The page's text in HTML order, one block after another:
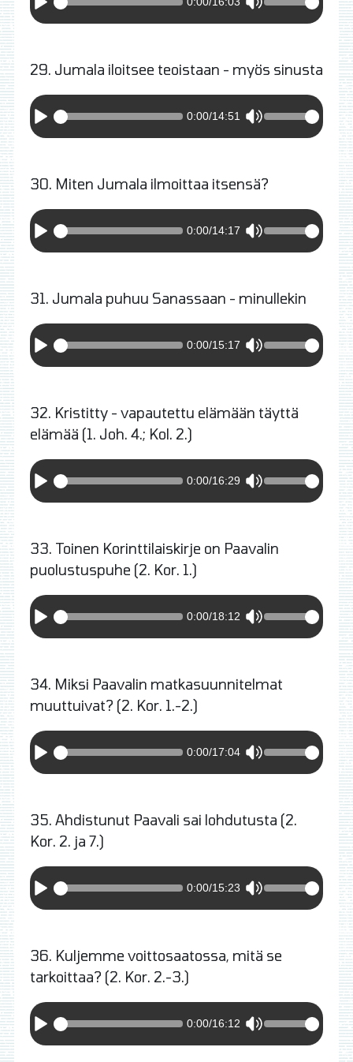
29. Jumala iloitsee teoistaan - myös sinusta
0:00/14:51
30. Miten Jumala ilmoittaa itsensä?
0:00/14:17
31. Jumala puhuu Sanassaan - minullekin
0:00/15:17
32. Kristitty - vapautettu elämään täyttä
elämää (1. Joh. 4.; Kol. 2.)
0:00/16:29
33. Toinen Korinttilaiskirje on Paavalin
puolustuspuhe (2. Kor. 1.)
0:00/18:12
34. Miksi Paavalin matkasuunnitelmat
muuttuivat? (2. Kor. 1.-2.)
0:00/17:04
35. Ahdistunut Paavali sai lohdutusta (2.
Kor. 2. ja 7.)
0:00/15:23
36. Kuljemme voittosaatossa, mitä se
tarkoittaa? (2. Kor. 2.-3.)
0:00/16:12